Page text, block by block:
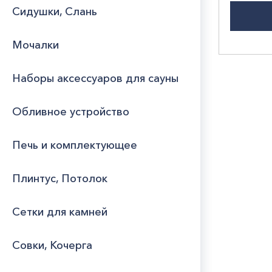
Сидушки, Слань
Мочалки
Наборы аксессуаров для сауны
Обливное устройство
Печь и комплектующее
Плинтус, Потолок
Сетки для камней
Совки, Кочерга